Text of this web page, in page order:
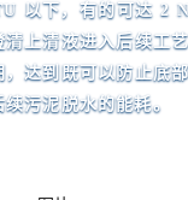
以下，有的可达 2
上清液进入后续工
达到既可以防止底
污泥脱水的能耗。